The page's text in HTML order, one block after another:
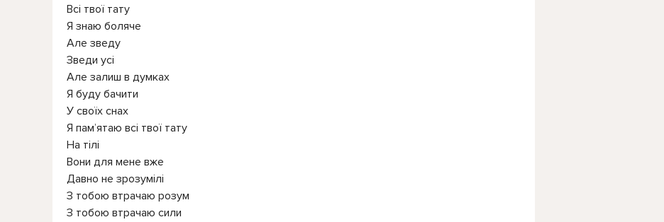
Всі твої тату
Я знаю боляче
Але зведу
Зведи усі
Але залиш в думках
Я буду бачити
У своїх снах
Я пам’ятаю всі твої тату
На тілі
Вони для мене вже
Давно не зрозумілі
З тобою втрачаю розум
З тобою втрачаю сили